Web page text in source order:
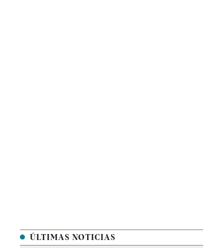
ÚLTIMAS NOTICIAS